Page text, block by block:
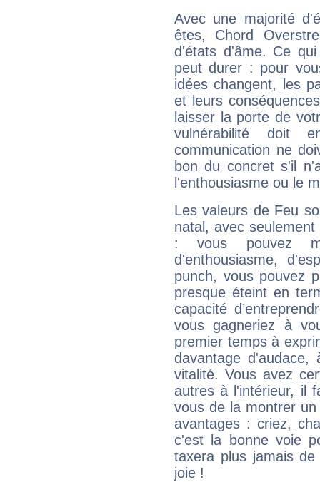
Avec une majorité
êtes, Chord
d'états d'âme. Ce
peut durer : pour
idées changent, les
et leurs
laisser la porte de
vulnérabilité doit
communication ne
bon du concret s'il
l'enthousiasme ou le
Les valeurs de Feu
natal, avec
: vous pouvez
d'enthousiasme,
punch, vous pouvez
presque éteint en
capacité
vous gagneriez à
premier temps à
davantage
vitalité. Vous avez
autres à l'intérieur, il
vous de la montrer
avantages : criez,
c'est la bonne voie
taxera plus jamais
joie !